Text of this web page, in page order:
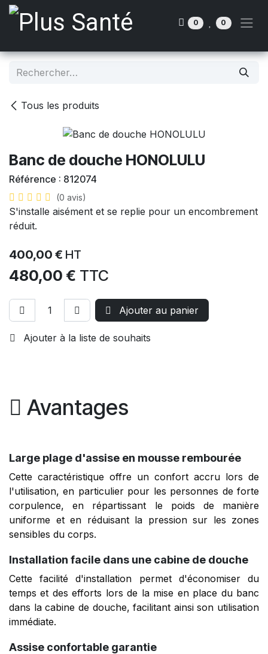
Se rendre au contenu
0 0
Tous les produits
Banc de douche HONOLULU
Référence : 812074
(0 avis)
S'installe aisément et se replie pour un encombrement
réduit.
400,00 € HT
480,00 € TTC
Ajouter au panier
Ajouter à la liste de souhaits
Avantages
Large plage d'assise en mousse rembourée
Cette caractéristique offre un confort accru lors de
l'utilisation, en particulier pour les personnes de forte
corpulence, en répartissant le poids de manière
uniforme et en réduisant la pression sur les zones
sensibles du corps.
Installation facile dans une cabine de douche
Cette facilité d'installation permet d'économiser du
temps et des efforts lors de la mise en place du banc
dans la cabine de douche, facilitant ainsi son utilisation
immédiate.
Assise confortable garantie